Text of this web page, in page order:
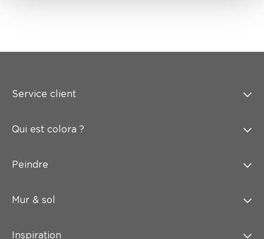
Service client
Qui est colora ?
Peindre
Mur & sol
Inspiration